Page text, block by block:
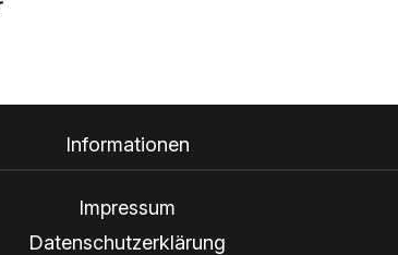
Informationen
Impressum
Datenschutzerklärung